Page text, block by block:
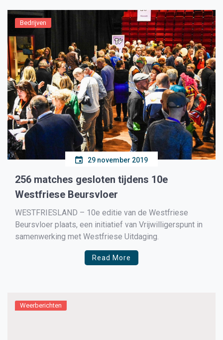
Bedrijven
29 november 2019
256 matches gesloten tijdens 10e
Westfriese Beursvloer
WESTFRIESLAND – 10e editie van de Westfriese
Beursvloer plaats, een initiatief van Vrijwilligerspunt in
samenwerking met Westfriese Uitdaging.
Read More
Weerberichten